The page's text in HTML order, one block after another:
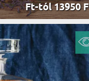
Ft-tól 13950